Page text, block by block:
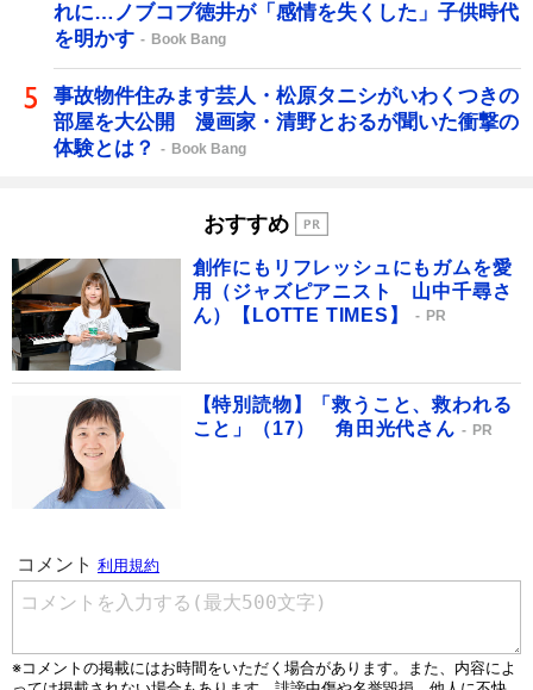
れに…ノブコブ徳井が「感情を失くした」子供時代
を明かす
Book Bang
事故物件住みます芸人・松原タニシがいわくつきの
部屋を大公開 漫画家・清野とおるが聞いた衝撃の
体験とは？
Book Bang
おすすめ
創作にもリフレッシュにもガムを愛
用（ジャズピアニスト 山中千尋さ
ん）【LOTTE TIMES】
PR
【特別読物】「救うこと、救われる
こと」（17） 角田光代さん
PR